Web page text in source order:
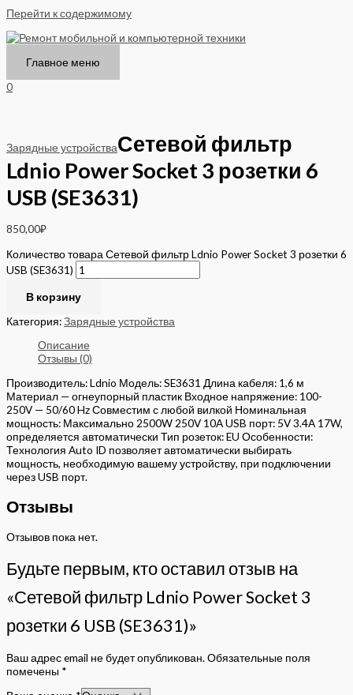
Перейти к содержимому
Главное меню
0
Зарядные устройстваСетевой фильтр
Ldnio Power Socket 3 розетки 6
USB (SE3631)
850,00₽
Количество товара Сетевой фильтр Ldnio Power Socket 3 розетки 6
USB (SE3631)
В корзину
Категория:Зарядные устройства
Описание
Отзывы (0)
Производитель: Ldnio Модель: SE3631 Длина кабеля: 1,6 м
Материал — огнеупорный пластик Входное напряжение: 100-
250V — 50/60 Hz Совместим с любой вилкой Номинальная
мощность: Максимально 2500W 250V 10A USB порт: 5V 3.4A 17W,
определяется автоматически Тип розеток: EU Особенности:
Технология Auto ID позволяет автоматически выбирать
мощность, необходимую вашему устройству, при подключении
через USB порт.
Отзывы
Отзывов пока нет.
Будьте первым, кто оставил отзыв на
«Сетевой фильтр Ldnio Power Socket 3
розетки 6 USB (SE3631)»
Ваш адрес email не будет опубликован.Обязательные поля
помечены *